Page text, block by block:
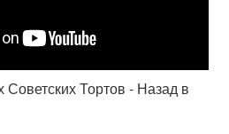
Тортов - Назад в